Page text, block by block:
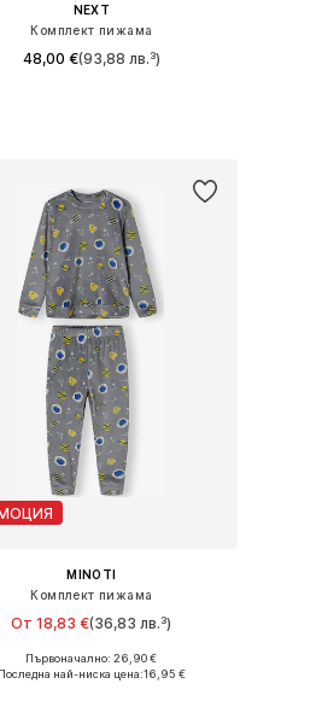
NEXT
Комплект пижама
48,00 €(93,88 лв.³)
MINOTI
Комплект пижама
От 18,83 €(36,83 лв.³)
Предлага се в много размери
Първоначално: 26,90 €
Последна най-ниска цена:16,95 €